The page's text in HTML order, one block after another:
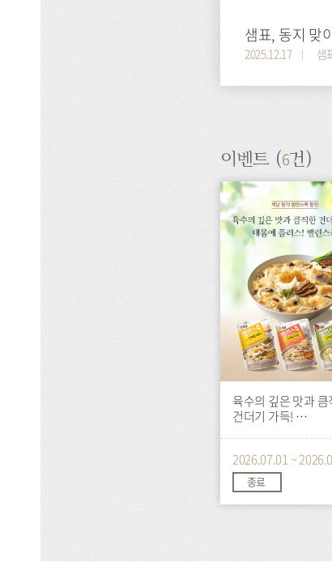
샘표, 동지 맞
2025.12.17 샘
이벤트 (6건)
육수의 깊은 맛과 큼
건더기 가득!
2026.07.01 ~
종료